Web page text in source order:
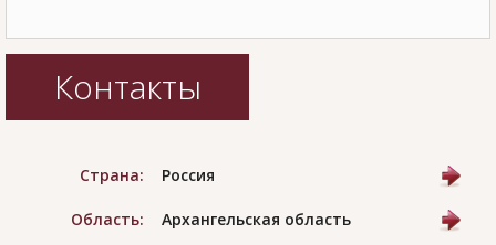
Контакты
Страна: Россия
Область: Архангельская область